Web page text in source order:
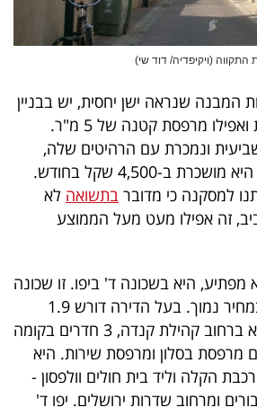
התקווה (ויקיפדיה/ דוד שי)
המבנה שנראה ישן יחסית, יש בבניין
חדר כביסה, 2 מעליות ואפילו מרפסת קטנה של 5 מ"ר.
ונמכרת עם הרהיטים שלה,
כשלדברי בעל הדירה היא מושכרת ב-4,500 שקל בחודש.
למסקנה כי מדובר בתשואה לא
בתל אביב, זה אפילו מעט מעל הממוצע
היא בשכונה ד' ביפו. זו שכונה
שמתאפיינת בדירות במחיר נמוך. בעל הדירה דורש 1.9
מיליון שקל. הדירה היא ברחוב קהילת קנדה, 3 חדרים בקומה
55 מ"ר, עם מרפסת בסלון ומרפסת שירות. היא
הקלה וליד בית חולים וולפסון -
ומרחוב שדרות ירושלים. יפו ד'